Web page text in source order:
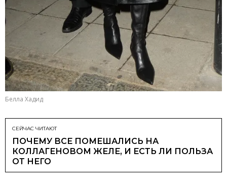
Белла Хадид
СЕЙЧАС ЧИТАЮТ
ПОЧЕМУ ВСЕ ПОМЕШАЛИСЬ НА
КОЛЛАГЕНОВОМ ЖЕЛЕ, И ЕСТЬ ЛИ ПОЛЬЗА
ОТ НЕГО